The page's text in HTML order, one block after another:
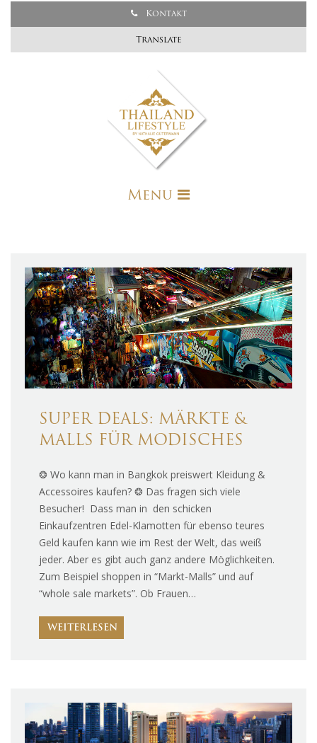
Kontakt
Translate
Menu
SUPER DEALS: MÄRKTE &
MALLS FÜR MODISCHES
❂ Wo kann man in Bangkok preiswert Kleidung &
Accessoires kaufen? ❂ Das fragen sich viele
Besucher! Dass man in den schicken
Einkaufzentren Edel-Klamotten für ebenso teures
Geld kaufen kann wie im Rest der Welt, das weiß
jeder. Aber es gibt auch ganz andere Möglichkeiten.
Zum Beispiel shoppen in “Markt-Malls” und auf
“whole sale markets”. Ob Frauen…
WEITERLESEN